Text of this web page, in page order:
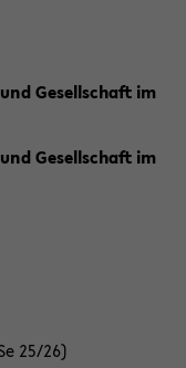
Gesellschaft im
Gesellschaft im
25/26)